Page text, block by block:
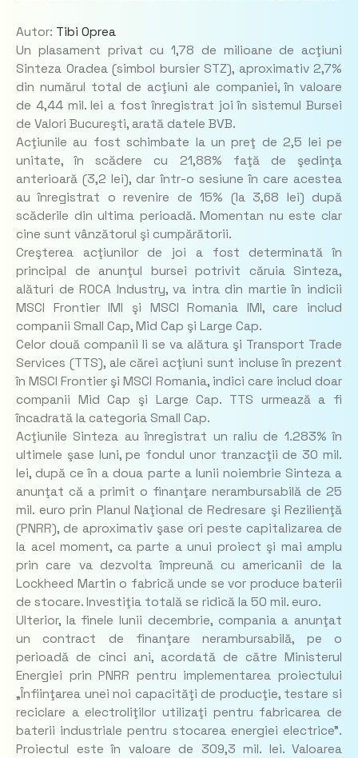
Autor: Tibi Oprea
Un plasament privat cu 1,78 de milioane de acţiuni
Sinteza Oradea (simbol bursier STZ), aproximativ 2,7%
din numărul total de acţiuni ale companiei, în valoare
de 4,44 mil. lei a fost înregistrat joi în sistemul Bursei
de Valori Bucureşti, arată datele BVB.
Acţiunile au fost schimbate la un preţ de 2,5 lei pe
unitate, în scădere cu 21,88% faţă de şedinţa
anterioară (3,2 lei), dar într-o sesiune în care acestea
au înregistrat o revenire de 15% (la 3,68 lei) după
scăderile din ultima perioadă. Momentan nu este clar
cine sunt vânzătorul şi cumpărătorii.
Creşterea acţiunilor de joi a fost determinată în
principal de anunţul bursei potrivit căruia Sinteza,
alături de ROCA Industry, va intra din martie în indicii
MSCI Frontier IMI şi MSCI Romania IMI, care includ
companii Small Cap, Mid Cap şi Large Cap.
Celor două companii li se va alătura şi Transport Trade
Services (TTS), ale cărei acţiuni sunt incluse în prezent
în MSCI Frontier şi MSCI Romania, indici care includ doar
companii Mid Cap şi Large Cap. TTS urmează a fi
încadrată la categoria Small Cap.
Acţiunile Sinteza au înregistrat un raliu de 1.283% în
ultimele şase luni, pe fondul unor tranzacţii de 30 mil.
lei, după ce în a doua parte a lunii noiembrie Sinteza a
anunţat că a primit o finanţare nerambursabilă de 25
mil. euro prin Planul Naţional de Redresare şi Rezilienţă
(PNRR), de aproximativ şase ori peste capitalizarea de
la acel moment, ca parte a unui proiect şi mai amplu
prin care va dezvolta împreună cu americanii de la
Lockheed Martin o fabrică unde se vor produce baterii
de stocare. Investiţia totală se ridică la 50 mil. euro.
Ulterior, la finele lunii decembrie, compania a anunţat
un contract de finanţare nerambursabilă, pe o
perioadă de cinci ani, acordată de către Ministerul
Energiei prin PNRR pentru implementarea proiectului
„Înfiinţarea unei noi capacităţi de producţie, testare si
reciclare a electroliţilor utilizaţi pentru fabricarea de
baterii industriale pentru stocarea energiei electrice”.
Proiectul este în valoare de 309,3 mil. lei. Valoarea